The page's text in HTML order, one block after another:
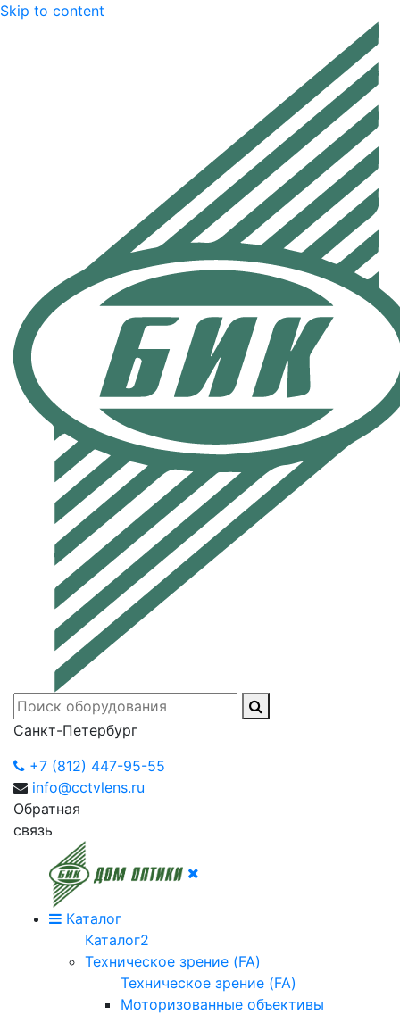
Skip to content
Санкт-Петербург
+7 (812) 447-95-55
info@cctvlens.ru
Обратная
связь
Каталог
Каталог2
Техническое зрение (FA)
Техническое зрение (FA)
Моторизованные объективы